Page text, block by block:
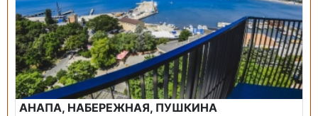
АНАПА, НАБЕРЕЖНАЯ, ПУШКИНА